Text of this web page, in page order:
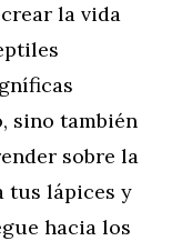
la vida
sino también
sobre la
tus lápices y
hacia los